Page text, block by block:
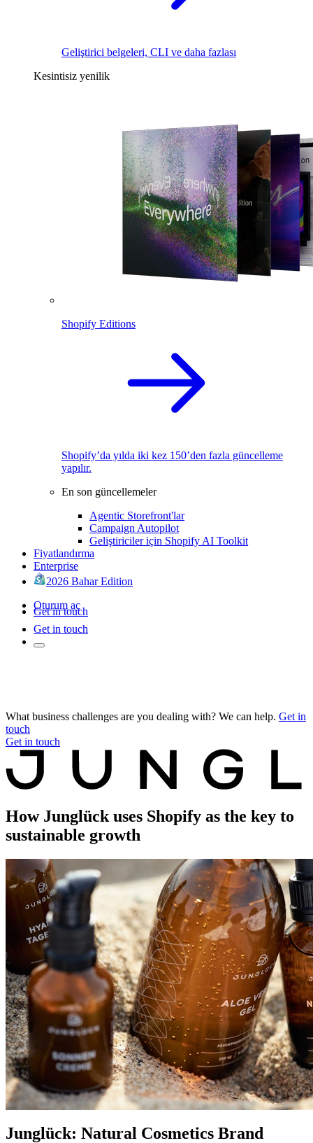
Geliştirici belgeleri, CLI ve daha fazlası
Kesintisiz yenilik
Shopify Editions
Shopify’da yılda iki kez 150’den fazla güncelleme
yapılır.
En son güncellemeler
Agentic Storefront'lar
Campaign Autopilot
Geliştiriciler için Shopify AI Toolkit
Fiyatlandırma
Enterprise
2026 Bahar Edition
Oturum aç
Get in touch
Get in touch
What business challenges are you dealing with? We can help. Get in
touch
Get in touch
How Junglück uses Shopify as the key to
sustainable growth
Junglück: Natural Cosmetics Brand